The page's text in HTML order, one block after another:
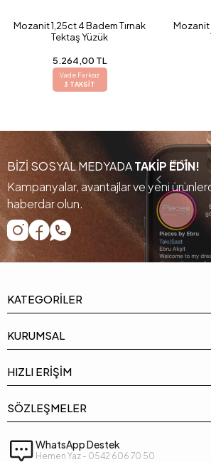
Mozanit 1,25ct 4 Badem Tırnak
Tektaş Yüzük
5.264,00 TL
Vade Farksız
3 TAKSİT
Mozanit
BİZİ SOSYAL MEDYADATAKİP EDİN!
Kampanyalar, avantajlar ve yeni
haberdar olun.
KATEGORİLER
KURUMSAL
HIZLI ERİŞİM
SÖZLEŞMELER
WhatsApp Destek
Hemen Yaz - 0542 606 70 50